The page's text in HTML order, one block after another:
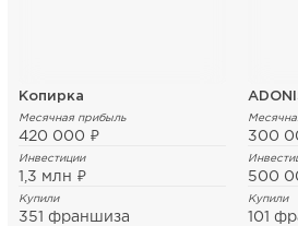
Копирка
Месячная прибыль
420 000 ₽
Инвестиции
1,3 млн ₽
Купили
351 франшиза
300
500
Купили
101